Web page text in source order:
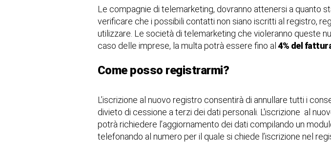
Le compagnie di telemarketing, dovranno attenersi a quanto
verificare che i possibili contatti non siano iscritti al registro,
utilizzare. Le società di telemarketing che violeranno queste
caso delle imprese, la multa potrà essere fino al 4% del
Come posso registrarmi?
L’iscrizione al nuovo registro consentirà di annullare tutti i
divieto di cessione a terzi dei dati personali. L'iscrizione al
potrà richiedere l’aggiornamento dei dati compilando un
telefonando al numero per il quale si chiede l’iscrizione nel